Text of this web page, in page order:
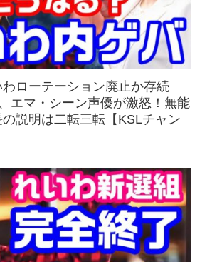
わローテーション廃止か存続
エマ・シーン声優が激怒！無能
説明は二転三転【KSLチャン